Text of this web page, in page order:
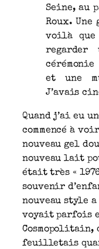
Seine, au
Roux. Une
voilà que
regarder
et une
J’avais
Quand j’ai eu
commencé à
nouveau gel
nouveau lait
était très «
souvenir
nouveau style a
voyait parfois
Cosmopolitain,
feuilletais